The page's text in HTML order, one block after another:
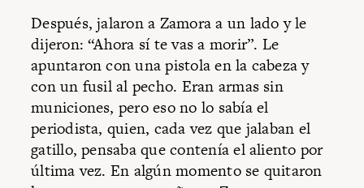
Después, jalaron a Zamora a un lado y le
dijeron: “Ahora sí te vas a morir”. Le
apuntaron con una pistola en la cabeza y
con un fusil al pecho. Eran armas sin
municiones, pero eso no lo sabía el
periodista, quien, cada vez que jalaban el
gatillo, pensaba que contenía el aliento por
última vez. En algún momento se quitaron